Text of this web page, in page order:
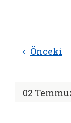
Önceki
02